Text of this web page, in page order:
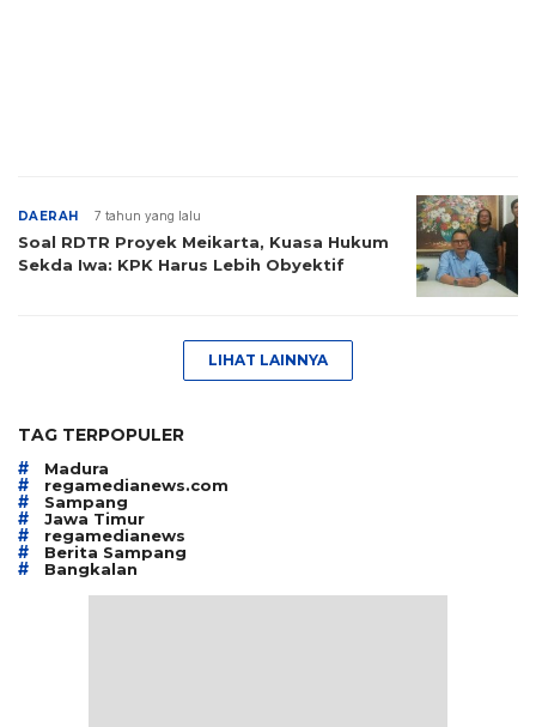
DAERAH 7 tahun yang lalu
Soal RDTR Proyek Meikarta, Kuasa Hukum
Sekda Iwa: KPK Harus Lebih Obyektif
LIHAT LAINNYA
TAG TERPOPULER
# Madura
# regamedianews.com
# Sampang
# Jawa Timur
# regamedianews
# Berita Sampang
# Bangkalan